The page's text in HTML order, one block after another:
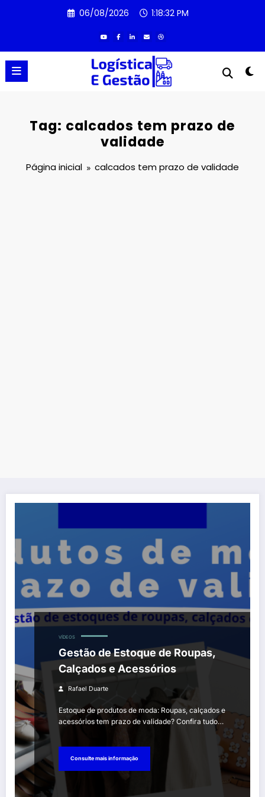
06/08/2026 1:18:32 PM
Tag: calcados tem prazo de
validade
Página inicial calcados tem prazo de validade
VÍDEOS
Gestão de Estoque de Roupas,
Calçados e Acessórios
Rafael Duarte
Estoque de produtos de moda: Roupas, calçados e
acessórios tem prazo de validade? Confira tudo…
Consulte mais informação